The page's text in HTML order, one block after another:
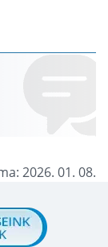
2026. 01. 08.